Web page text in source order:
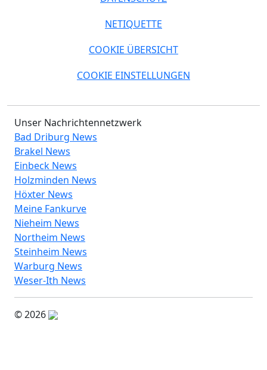
NETIQUETTE
COOKIE ÜBERSICHT
COOKIE EINSTELLUNGEN
Unser Nachrichtennetzwerk
Bad Driburg News
Brakel News
Einbeck News
Holzminden News
Höxter News
Meine Fankurve
Nieheim News
Northeim News
Steinheim News
Warburg News
Weser-Ith News
© 2026